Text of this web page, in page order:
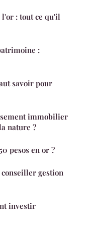
: tout ce qu'il
:
savoir pour
immobilier
nature ?
pesos en or ?
gestion
investir